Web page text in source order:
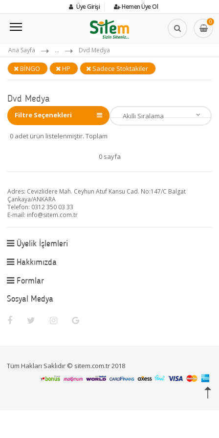
Üye Girişi Hemen Üye Ol
0
Ana Sayfa ... Dvd Medya
BİNGO HP Sadece Stoktakiler
Dvd Medya
Filtre Seçenekleri
0 adet ürün listelenmiştir. Toplam
0 sayfa
Adres: Cevizlidere Mah. Ceyhun Atuf Kansu Cad. No:147/C Balgat
Çankaya/ANKARA
Telefon: 0312 350 03 33
E-mail: info@sitem.com.tr
Üyelik İşlemleri
Hakkımızda
Formlar
Sosyal Medya
Tüm Hakları Saklıdır © sitem.com.tr 2018